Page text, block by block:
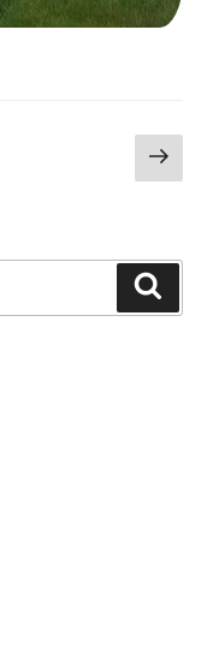
side